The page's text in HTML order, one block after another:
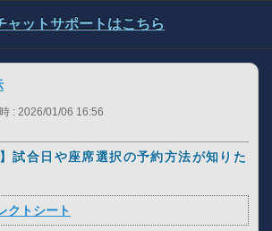
: 2026/01/06 16:56
】試合日や座席選択の予約方法が知りた
クトシート